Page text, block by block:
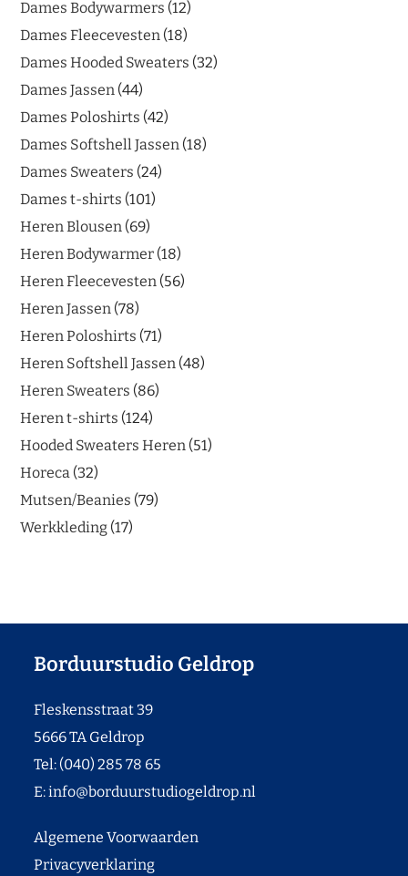
Dames Bodywarmers 12
Dames Fleecevesten 18
Dames Hooded Sweaters 32
Dames Jassen 44
Dames Poloshirts 42
Dames Softshell Jassen 18
Dames Sweaters 24
Dames t-shirts 101
Heren Blousen 69
Heren Bodywarmer 18
Heren Fleecevesten 56
Heren Jassen 78
Heren Poloshirts 71
Heren Softshell Jassen 48
Heren Sweaters 86
Heren t-shirts 124
Hooded Sweaters Heren 51
Horeca 32
Mutsen/Beanies 79
Werkkleding 17
Borduurstudio Geldrop
Fleskensstraat 39
5666 TA Geldrop
Tel: (040) 285 78 65
E:info@borduurstudiogeldrop.nl
Algemene Voorwaarden
Privacyverklaring